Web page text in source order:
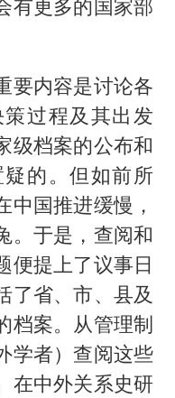
有更多的国家部
要内容是讨论各
过程及其出发
级档案的公布和
的。但如前所
中国推进缓慢，
。于是，查阅和
便提上了议事日
了省、市、县及
档案。从管理制
学者）查阅这些
在中外关系史研